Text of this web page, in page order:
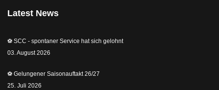
Latest News
⚽️ SCC - spontaner Service hat sich gelohnt
03. August 2026
⚽️ Gelungener Saisonauftakt 26/27
25. Juli 2026